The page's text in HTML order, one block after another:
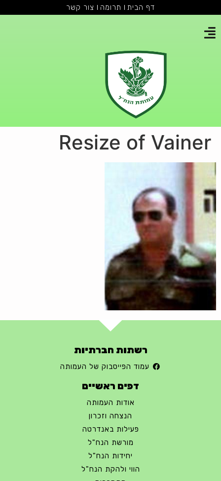
דף הבית תרומה צור קשר
Resize of Vainer
רשתות חברתיות
עמוד הפייסבוק של העמותה
דפים ראשיים
אודות העמותה
הנצחה וזכרון
פעילות באנדרטה
מורשת הנח"ל
יחידות הנח"ל
הווי ולהקת הנח"ל